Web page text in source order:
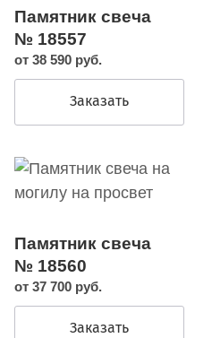
Памятник свеча
№ 18557
от 38 590 руб.
Заказать
Памятник свеча
№ 18560
от 37 700 руб.
Заказать